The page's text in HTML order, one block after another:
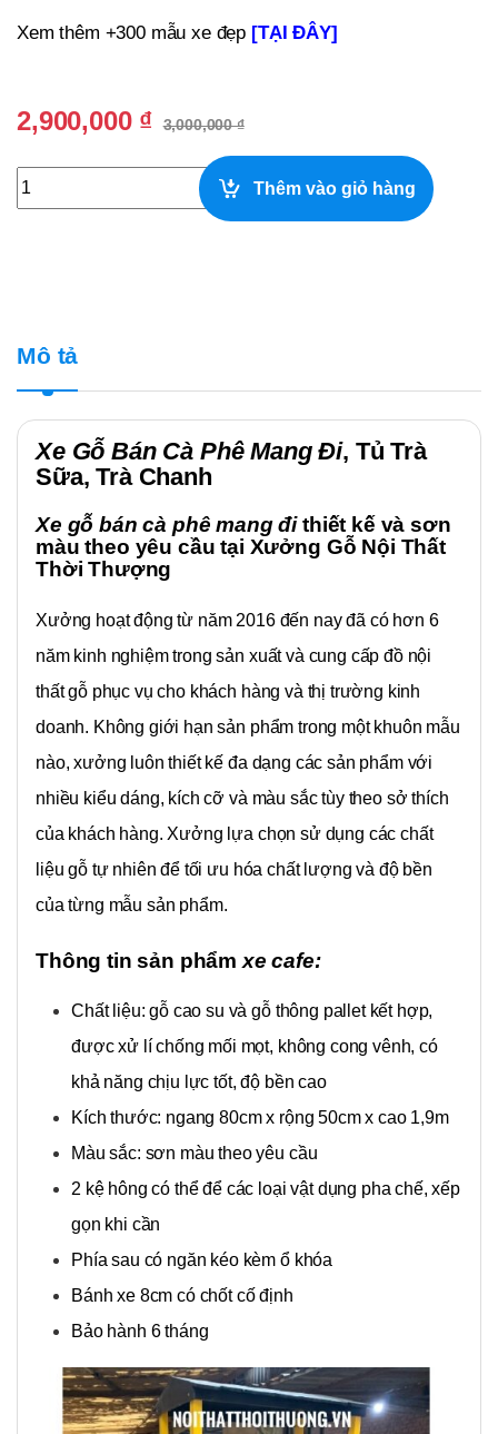
Xem thêm +300 mẫu xe đẹp [TẠI ĐÂY]
2,900,000 ₫ 3,000,000₫
Xe Gỗ Bán Cà Phê Mang Đi, Tủ Trà Sữa, Trà Chanh
Thêm vào giỏ hàng
Mô tả
Xe Gỗ Bán Cà Phê Mang Đi, Tủ Trà
Sữa, Trà Chanh
Xe gỗ bán cà phê mang đi thiết kế và sơn
màu theo yêu cầu tại Xưởng Gỗ Nội Thất
Thời Thượng
Xưởng hoạt động từ năm 2016 đến nay đã có hơn 6
năm kinh nghiệm trong sản xuất và cung cấp đồ nội
thất gỗ phục vụ cho khách hàng và thị trường kinh
doanh. Không giới hạn sản phẩm trong một khuôn mẫu
nào, xưởng luôn thiết kế đa dạng các sản phẩm với
nhiều kiểu dáng, kích cỡ và màu sắc tùy theo sở thích
của khách hàng. Xưởng lựa chọn sử dụng các chất
liệu gỗ tự nhiên để tối ưu hóa chất lượng và độ bền
của từng mẫu sản phẩm.
Thông tin sản phẩm xe cafe:
Chất liệu: gỗ cao su và gỗ thông pallet kết hợp,
được xử lí chống mối mọt, không cong vênh, có
khả năng chịu lực tốt, độ bền cao
Kích thước: ngang 80cm x rộng 50cm x cao 1,9m
Màu sắc: sơn màu theo yêu cầu
2 kệ hông có thể để các loại vật dụng pha chế, xếp
gọn khi cần
Phía sau có ngăn kéo kèm ổ khóa
Bánh xe 8cm có chốt cố định
Bảo hành 6 tháng